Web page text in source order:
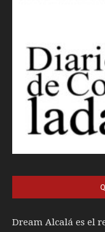
Dream Alcalá es el